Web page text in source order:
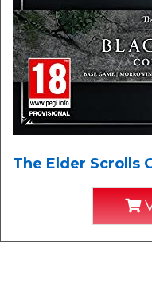
The Elder Scrolls